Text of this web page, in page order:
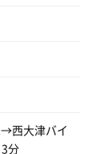
西大津バイ
分